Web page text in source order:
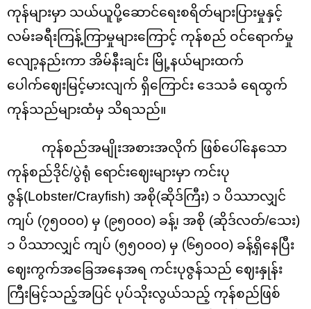
ကုန်များမှာ သယ်ယူပို့ဆောင်ရေးစရိတ်များပြားမှုနှင့်
လမ်းခရီးကြန့်ကြာမှုများကြောင့် ကုန်စည် ဝင်ရောက်မှု
လျော့နည်းကာ အိမ်နီးချင်း မြို့နယ်များထက်
ပေါက်ဈေးမြင့်မားလျက် ရှိကြောင်း ဒေသခံ ရေထွက်
ကုန်သည်များထံမှ သိရသည်။
ကုန်စည်အမျိုးအစားအလိုက် ဖြစ်ပေါ်နေသော
ကုန်စည်ဒိုင်/ပွဲရုံ ရောင်းဈေးများမှာ ကင်းပု
ဇွန်(Lobster/Crayfish) အစို(ဆိုဒ်ကြီး) ၁ ပိဿာလျှင်
ကျပ် (၇၅၀၀၀) မှ (၉၅၀၀၀) ခန့်၊ အစို (ဆိုဒ်လတ်/သေး)
၁ ပိဿာလျှင် ကျပ် (၅၅၀၀၀) မှ (၆၅၀၀၀) ခန့်ရှိနေပြီး
ဈေးကွက်အခြေအနေအရ ကင်းပုဇွန်သည် ဈေးနှုန်း
ကြီးမြင့်သည့်အပြင် ပုပ်သိုးလွယ်သည့် ကုန်စည်ဖြစ်